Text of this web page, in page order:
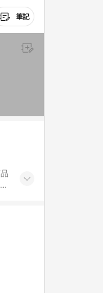
筆記